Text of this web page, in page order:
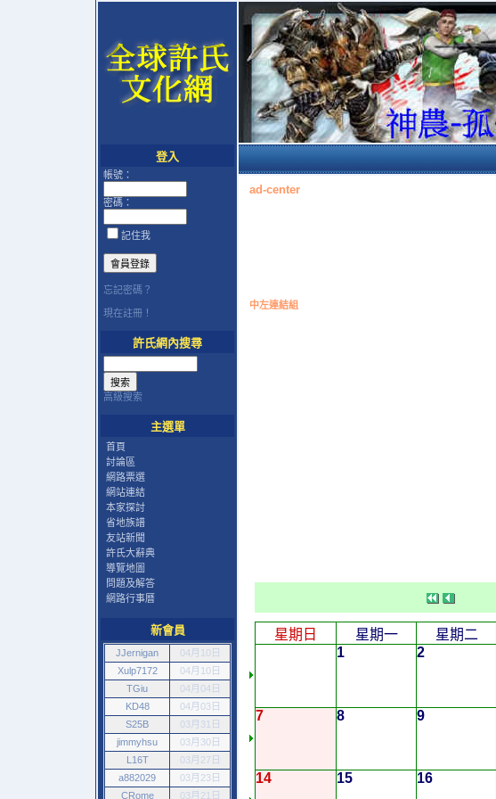
登入
帳號：
密碼：
記住我
忘記密碼？
現在註冊！
許氏網內搜尋
高級搜索
主選單
首頁
討論區
網路票選
網站連結
本家探討
省地族譜
友站新聞
許氏大辭典
導覽地圖
問題及解答
網路行事曆
新會員
JJernigan
04月10日
Xulp7172
04月10日
TGiu
04月04日
KD48
04月03日
S25B
03月31日
jimmyhsu
03月30日
L16T
03月27日
a882029
03月23日
CRome
03月21日
ad-center
中左連結組
星期日 星期一 星期二
1
2
7 8 9
14 15 16